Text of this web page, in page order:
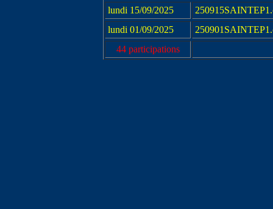
lundi 15/09/2025
lundi 01/09/2025
44 participations